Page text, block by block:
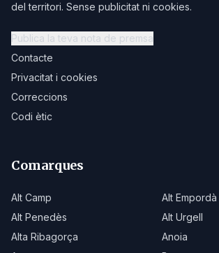
del territori. Sense publicitat ni cookies.
Publica la teva nota de premsa
Contacte
Privacitat i cookies
Correccions
Codi ètic
Comarques
Alt Camp
Alt Empordà
Alt Penedès
Alt Urgell
Alta Ribagorça
Anoia